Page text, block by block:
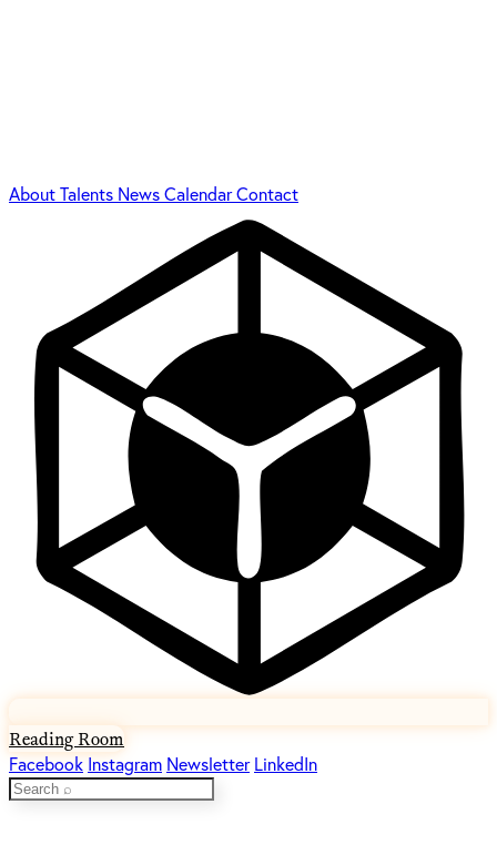
AboutTalents NewsCalendarContact
Reading Room
Facebook Instagram Newsletter LinkedIn